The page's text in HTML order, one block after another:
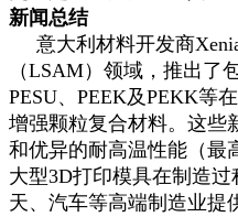
新闻总结
意大利材料开发商
（LSAM）领域，推出了
PESU、PEEK及PEKK等
增强颗粒复合材料。这些
和优异的耐高温性能（最
大型3D打印模具在制造
天、汽车等高端制造业提